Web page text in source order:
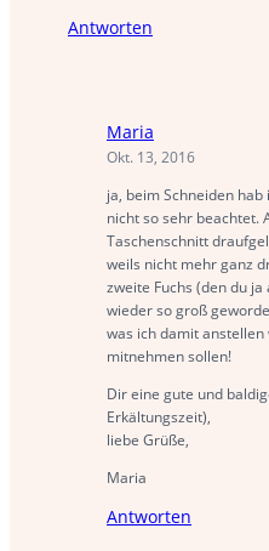
Antworten
Maria
Okt. 13, 2016
ja, beim Schneiden
nicht so sehr beachtet.
Taschenschnitt
weils nicht mehr ganz
zweite Fuchs (den du
wieder so groß
was ich damit
mitnehmen sollen!
Dir eine gute und
Erkältungszeit),
liebe Grüße,
Maria
Antworten